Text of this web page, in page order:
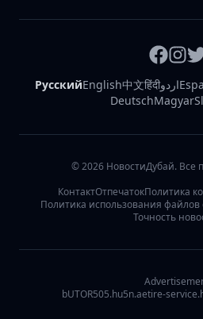
РусскийEnglish中文हिंदीاردو
DeutschMagyar
©2026 НовостиДубай.
КонтактОтпечатокПолитика
Политика использования файлов
Точность
bUTOR505.hu5n.aetire-